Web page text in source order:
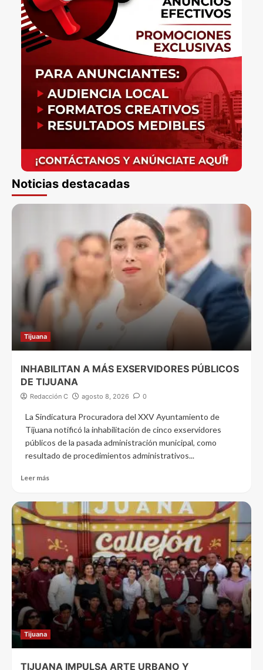
Noticias destacadas
Tijuana
INHABILITAN A MÁS EXSERVIDORES PÚBLICOS
DE TIJUANA
Redacción C agosto 8, 2026 0
La Sindicatura Procuradora del XXV Ayuntamiento de
Tijuana notificó la inhabilitación de cinco exservidores
públicos de la pasada administración municipal, como
resultado de procedimientos administrativos...
Leer más
Tijuana
TIJUANA IMPULSA ARTE URBANO Y